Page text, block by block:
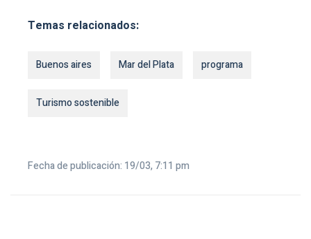
Temas relacionados:
Buenos aires Mar del Plata programa
Turismo sostenible
Fecha de publicación: 19/03, 7:11 pm